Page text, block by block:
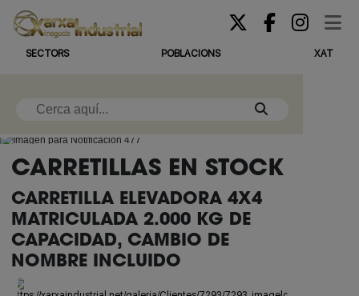
SECTORS POBLACIONS XAT
CARRETILLAS EN STOCK
CARRETILLA ELEVADORA 4X4
MATRICULADA 2.000 KG DE
CAPACIDAD, CAMBIO DE
NOMBRE INCLUIDO